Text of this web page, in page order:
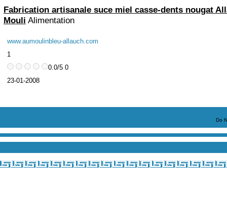
Fabrication artisanale suce miel casse-dents nougat
Mouli Alimentation
www.aumoulinbleu-allauch.com
1
0.0/5 0
23-01-2008
Do